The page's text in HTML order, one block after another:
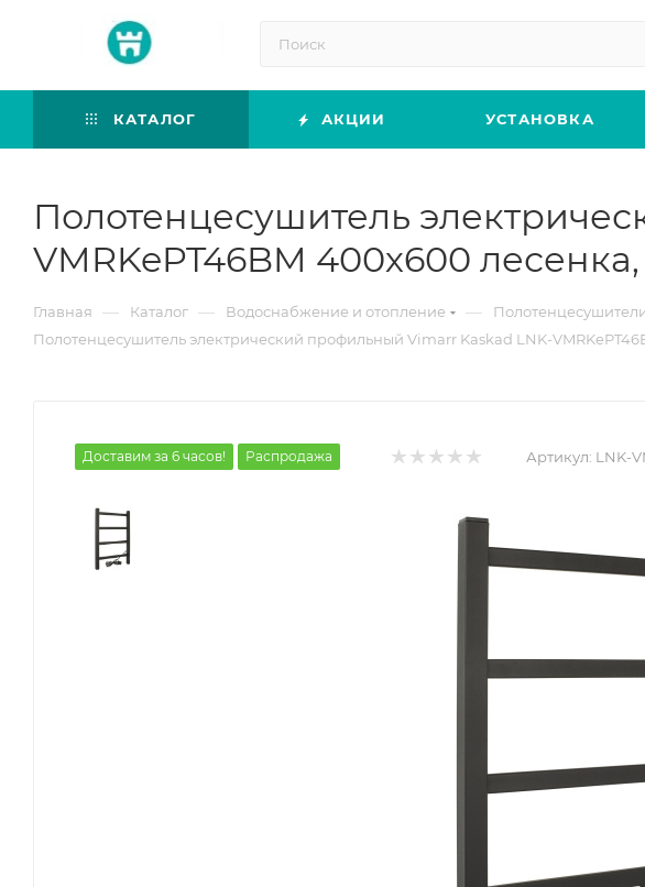
КАТАЛОГ АКЦИИ УСТАНОВКА
Полотенцесушитель
VMRKePT46BM 400х600
Главная — Каталог — Водоснабжение и отопление —
Полотенцесушитель электрический профильный Vimarr Kaskad LNK-
Доставим за 6 часов! Распродажа Артикул: LNK-